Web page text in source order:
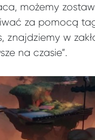
możemy
za pomocą
w
na czasie”.